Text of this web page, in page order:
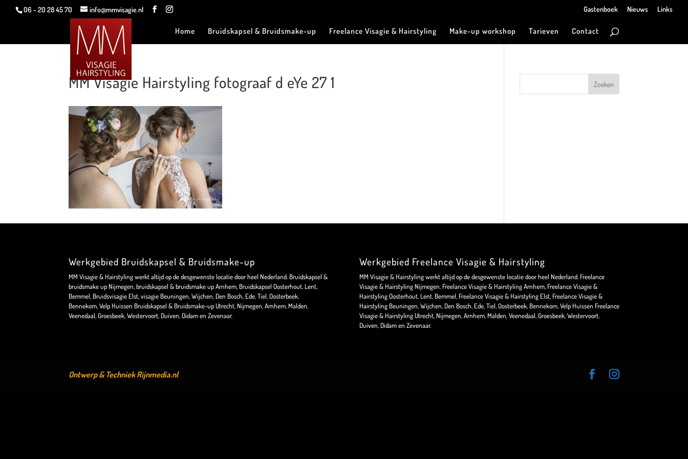
06 - 20 28 45 70 info@mmvisagie.nl Gastenboek Nieuws Links
Home Bruidskapsel & Bruidsmake-up Freelance Visagie & Hairstyling Make-up workshop Tarieven Contact
MM Visagie Hairstyling fotograaf d eYe 27 1
Werkgebied Bruidskapsel & Bruidsmake-up
MM Visagie & Hairstyling werkt altijd op de desgewenste locatie door heel Nederland. Bruidskapsel &
bruidsmake up Nijmegen, bruidskapsel & bruidsmake up Arnhem, Bruidskapsel Oosterhout, Lent,
Bemmel, Bruidsvisagie Elst, visagie Beuningen, Wijchen, Den Bosch, Ede, Tiel, Oosterbeek,
Bennekom, Velp Huissen Bruidskapsel & Bruidsmake-up Utrecht, Nijmegen, Arnhem, Malden,
Veenedaal, Groesbeek, Westervoort, Duiven, Didam en Zevenaar.
Werkgebied Freelance Visagie & Hairstyling
MM Visagie & Hairstyling werkt altijd op de desgewenste locatie door heel Nederland. Freelance
Visagie & Hairstyling Nijmegen, Freelance Visagie & Hairstyling Arnhem, Freelance Visagie &
Hairstyling Oosterhout, Lent, Bemmel, Freelance Visagie & Hairstyling Elst, Freelance Visagie &
Hairstyling Beuningen, Wijchen, Den Bosch, Ede, Tiel, Oosterbeek, Bennekom, Velp Huissen Freelance
Visagie & Hairstyling Utrecht, Nijmegen, Arnhem, Malden, Veenedaal, Groesbeek, Westervoort,
Duiven, Didam en Zevenaar.
Ontwerp & TechniekRijnmedia.nl